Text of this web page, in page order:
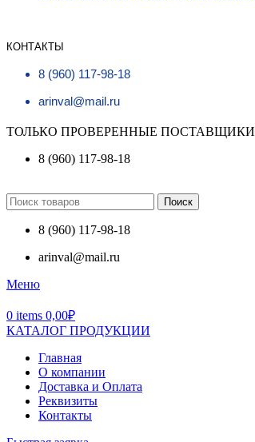
КОНТАКТЫ
8 (960) 117-98-18
arinval@mail.ru
ТОЛЬКО ПРОВЕРЕННЫЕ ПОСТАВЩИКИ
8 (960) 117-98-18
Поиск
8 (960) 117-98-18
arinval@mail.ru
Меню
0 items 0,00₽
КАТАЛОГ ПРОДУКЦИИ
Главная
О компании
Доставка и Оплата
Реквизиты
Контакты